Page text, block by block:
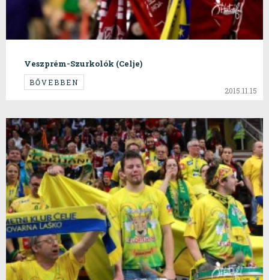
Veszprém-Szurkolók (Celje)
BŐVEBBEN
2015.11.15